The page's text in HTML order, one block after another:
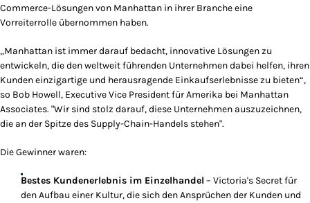
Commerce-Lösungen von Manhattan in ihrer Branche eine
Vorreiterrolle übernommen haben.
„Manhattan ist immer darauf bedacht, innovative Lösungen zu
entwickeln, die den weltweit führenden Unternehmen dabei helfen, ihren
Kunden einzigartige und herausragende Einkaufserlebnisse zu bieten“,
so Bob Howell, Executive Vice President für Amerika bei Manhattan
Associates. "Wir sind stolz darauf, diese Unternehmen auszuzeichnen,
die an der Spitze des Supply-Chain-Handels stehen".
Die Gewinner waren:
Bestes Kundenerlebnis im Einzelhandel – Victoria's Secret für
den Aufbau einer Kultur, die sich den Ansprüchen der Kunden und